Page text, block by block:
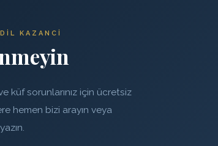
KAZANCI
küf sorunlarınız için ücretsiz
hemen bizi arayın veya